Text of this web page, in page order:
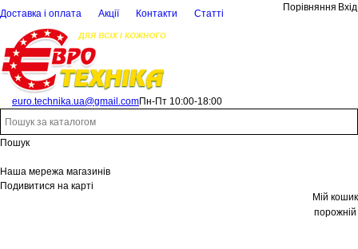
Доставка і оплата Акції Контакти Статті
Порівняння Вхід
euro.technika.ua@gmail.comПн-Пт 10:00-18:00
Пошук
Наша мережа магазинів
Подивитися на карті
Мій кошик
порожній